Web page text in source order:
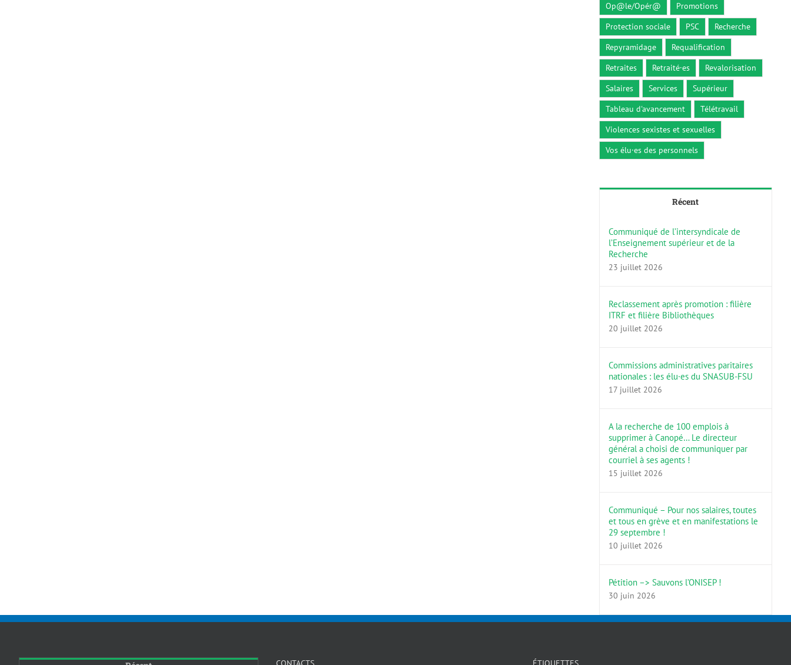
Op@le/Opér@
Promotions
Protection sociale
PSC
Recherche
Repyramidage
Requalification
Retraites
Retraité·es
Revalorisation
Salaires
Services
Supérieur
Tableau d'avancement
Télétravail
Violences sexistes et sexuelles
Vos élu·es des personnels
Récent
Communiqué de l’intersyndicale de
l’Enseignement supérieur et de la
Recherche
23 juillet 2026
Reclassement après promotion : filière
ITRF et filière Bibliothèques
20 juillet 2026
Commissions administratives paritaires
nationales : les élu·es du SNASUB-FSU
17 juillet 2026
A la recherche de 100 emplois à
supprimer à Canopé… Le directeur
général a choisi de communiquer par
courriel à ses agents !
15 juillet 2026
Communiqué – Pour nos salaires, toutes
et tous en grève et en manifestations le
29 septembre !
10 juillet 2026
Pétition –> Sauvons l’ONISEP !
30 juin 2026